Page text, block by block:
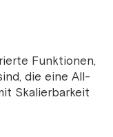
Funktionen,
die eine All-
Skalierbarkeit